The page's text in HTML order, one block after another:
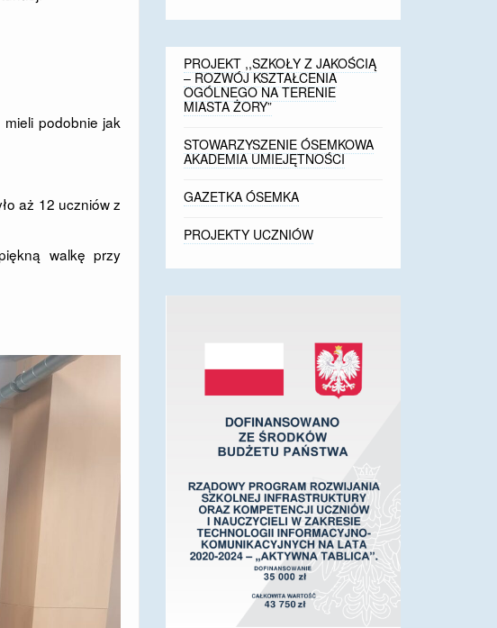
podobnie jak
aż 12 uczniów z
walkę przy
PROJEKT ,,SZKOŁY Z JAKOŚCIĄ
– ROZWÓJ KSZTAŁCENIA
OGÓLNEGO NA TERENIE
MIASTA ŻORY”
STOWARZYSZENIE ÓSEMKOWA
AKADEMIA UMIEJĘTNOŚCI
GAZETKA ÓSEMKA
PROJEKTY UCZNIÓW